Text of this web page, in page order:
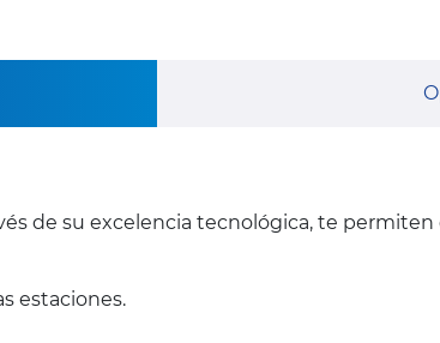
de su excelencia tecnológica, te
estaciones.